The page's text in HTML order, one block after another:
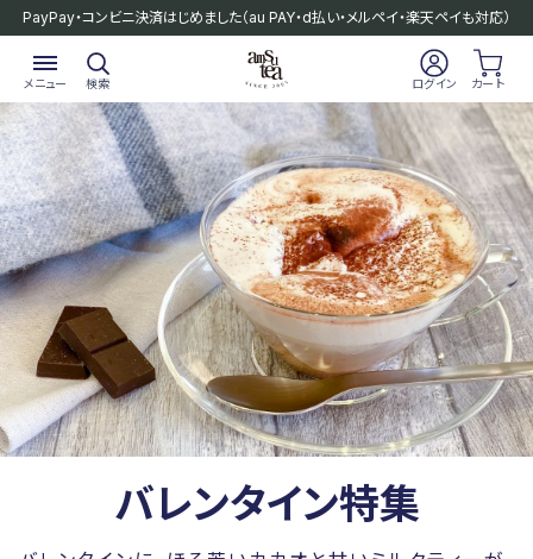
PayPay・コンビニ決済はじめました（au PAY・d払い・メルペイ・楽天ペイも対応）
メニュー 検索 ログイン カート
バレンタイン特集